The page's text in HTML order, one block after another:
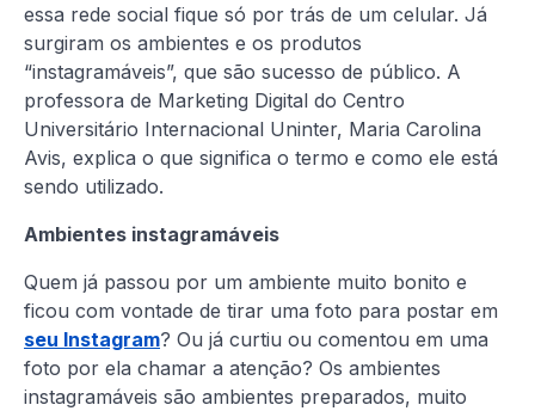
essa rede social fique só por trás de um celular. Já
surgiram os ambientes e os produtos
“instagramáveis”, que são sucesso de público. A
professora de Marketing Digital do Centro
Universitário Internacional Uninter, Maria Carolina
Avis, explica o que significa o termo e como ele está
sendo utilizado.
Ambientes instagramáveis
Quem já passou por um ambiente muito bonito e
ficou com vontade de tirar uma foto para postar em
seu Instagram? Ou já curtiu ou comentou em uma
foto por ela chamar a atenção? Os ambientes
instagramáveis são ambientes preparados, muito